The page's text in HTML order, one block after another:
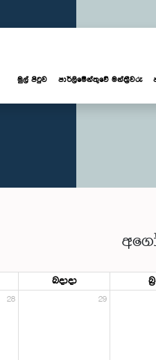
මුල් පිටුව පාර්ලි‌මේන්තුවේ මන්ත්‍රීවරු
බදාදා
28 29